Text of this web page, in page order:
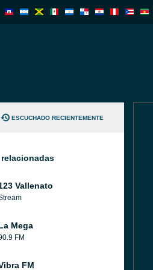
ESCUCHADO RECIENTEMENTE
Vallenato
Mega
FM
FM